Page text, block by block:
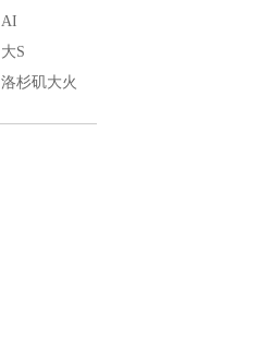
AI
大S
洛杉矶大火